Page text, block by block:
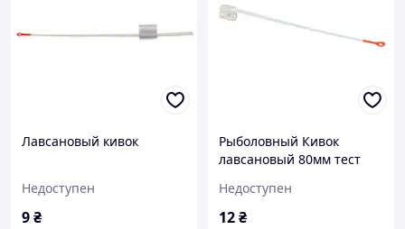
Лавсановый кивок
Недоступен
9₴
Рыболовный Кивок
лавсановый 80мм тест
зимней удочки
Недоступен
12₴